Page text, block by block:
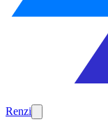
Renzi